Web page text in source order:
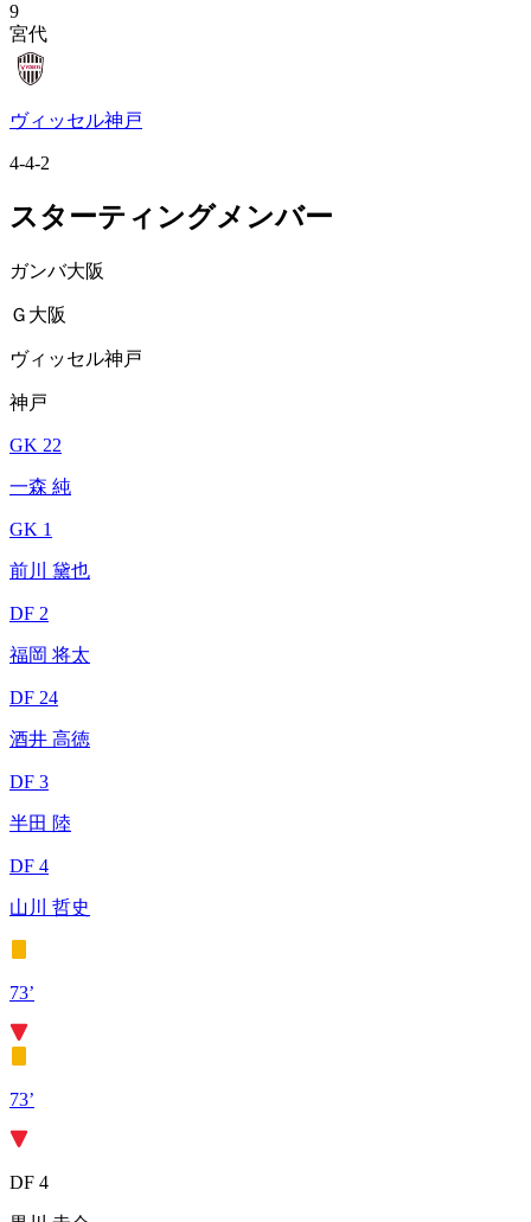
9
宮代
ヴィッセル神戸
4-4-2
スターティングメンバー
ガンバ大阪
Ｇ大阪
ヴィッセル神戸
神戸
GK 22
一森 純
GK 1
前川 黛也
DF 2
福岡 将太
DF 24
酒井 高徳
DF 3
半田 陸
DF 4
山川 哲史
73’
73’
DF 4